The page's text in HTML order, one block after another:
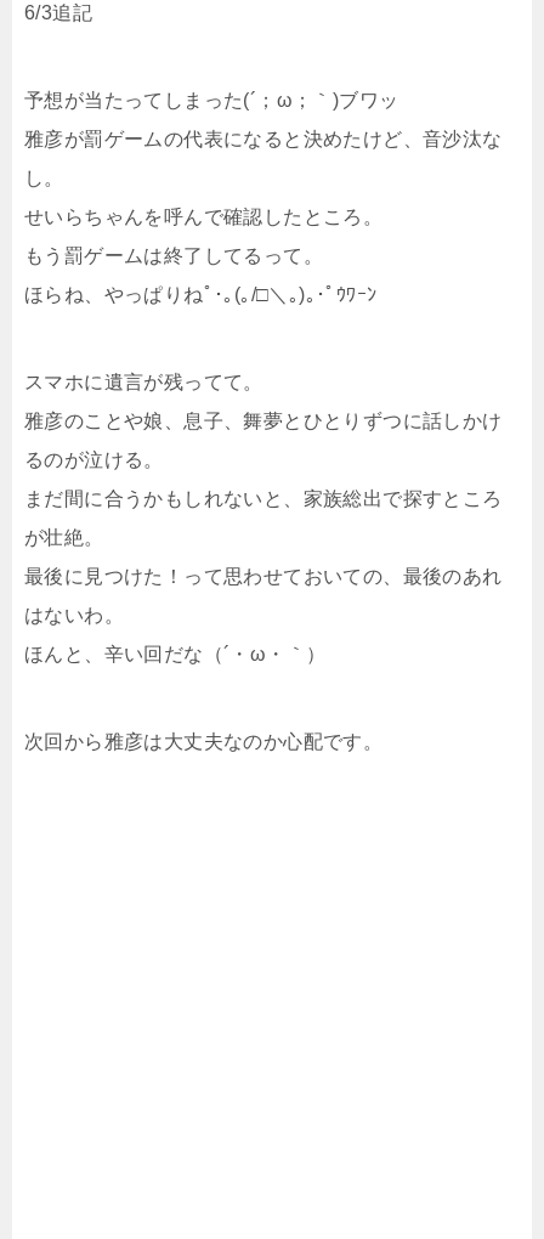
6/3追記
予想が当たってしまった(´；ω；｀)ブワッ
雅彦が罰ゲームの代表になると決めたけど、音沙汰な
し。
せいらちゃんを呼んで確認したところ。
もう罰ゲームは終了してるって。
ほらね、やっぱりねﾟ･｡(｡/□＼｡)｡･ﾟｳﾜｰﾝ
スマホに遺言が残ってて。
雅彦のことや娘、息子、舞夢とひとりずつに話しかけ
るのが泣ける。
まだ間に合うかもしれないと、家族総出で探すところ
が壮絶。
最後に見つけた！って思わせておいての、最後のあれ
はないわ。
ほんと、辛い回だな（´・ω・｀）
次回から雅彦は大丈夫なのか心配です。